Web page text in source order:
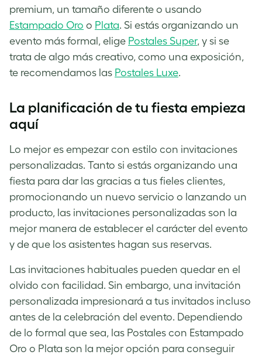
premium, un tamaño diferente o usando
Estampado Oro o Plata. Si estás organizando un
evento más formal, elige Postales Super, y si se
trata de algo más creativo, como una exposición,
te recomendamos las Postales Luxe.
La planificación de tu fiesta empieza
aquí
Lo mejor es empezar con estilo con invitaciones
personalizadas. Tanto si estás organizando una
fiesta para dar las gracias a tus fieles clientes,
promocionando un nuevo servicio o lanzando un
producto, las invitaciones personalizadas son la
mejor manera de establecer el carácter del evento
y de que los asistentes hagan sus reservas.
Las invitaciones habituales pueden quedar en el
olvido con facilidad. Sin embargo, una invitación
personalizada impresionará a tus invitados incluso
antes de la celebración del evento. Dependiendo
de lo formal que sea, las Postales con Estampado
Oro o Plata son la mejor opción para conseguir